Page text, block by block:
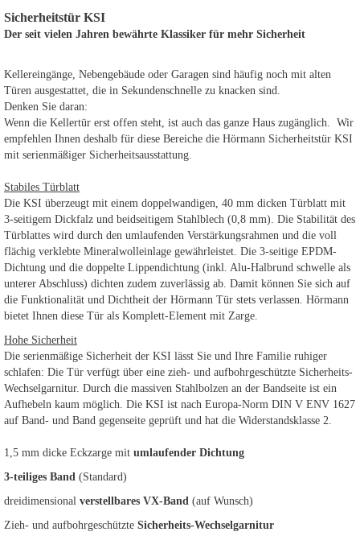
Sicherheitstür KSI
Der seit vielen Jahren bewährte Klassiker für mehr Sicherheit
Kellereingänge, Nebengebäude oder Garagen sind häufig noch mit alten
Türen ausgestattet, die in Sekundenschnelle zu knacken sind.
Denken Sie daran:
Wenn die Kellertür erst offen steht, ist auch das ganze Haus zugänglich. Wir
empfehlen Ihnen deshalb für diese Bereiche die Hörmann Sicherheitstür KSI
mit serienmäßiger Sicherheitsausstattung.
Stabiles Türblatt
Die KSI überzeugt mit einem doppelwandigen, 40 mm dicken Türblatt mit
3-seitigem Dickfalz und beidseitigem Stahlblech (0,8 mm). Die Stabilität des
Türblattes wird durch den umlaufenden Verstärkungsrahmen und die voll
flächig verklebte Mineralwolleinlage gewährleistet. Die 3-seitige EPDM-
Dichtung und die doppelte Lippendichtung (inkl. Alu-Halbrund schwelle als
unterer Abschluss) dichten zudem zuverlässig ab. Damit können Sie sich auf
die Funktionalität und Dichtheit der Hörmann Tür stets verlassen. Hörmann
bietet Ihnen diese Tür als Komplett-Element mit Zarge.
Hohe Sicherheit
Die serienmäßige Sicherheit der KSI lässt Sie und Ihre Familie ruhiger
schlafen: Die Tür verfügt über eine zieh- und aufbohrgeschützte Sicherheits-
Wechselgarnitur. Durch die massiven Stahlbolzen an der Bandseite ist ein
Aufhebeln kaum möglich. Die KSI ist nach Europa-Norm DIN V ENV 1627
auf Band- und Band gegenseite geprüft und hat die Widerstandsklasse 2.
1,5 mm dicke Eckzarge mit umlaufender Dichtung
3-teiliges Band (Standard)
dreidimensional verstellbares VX-Band (auf Wunsch)
Zieh- und aufbohrgeschützte Sicherheits-Wechselgarnitur